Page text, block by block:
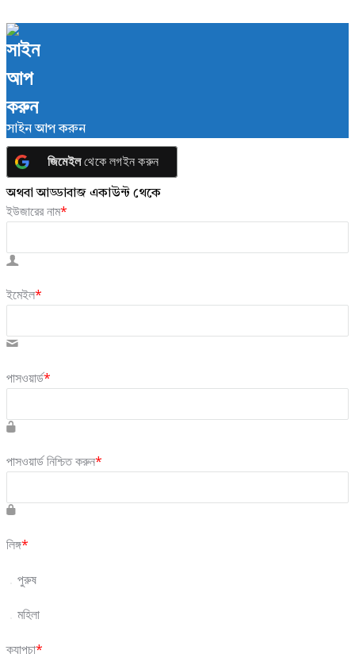
সাইন আপ করুন
জিমেইলথেকে লগইন করুন
অথবা আড্ডাবাজ একাউন্ট থেকে
ইউজারের নাম*
ইমেইল*
পাসওয়ার্ড*
পাসওয়ার্ড নিশ্চিত করুন*
লিঙ্গ*
পুরুষ
মহিলা
ক্যাপচা*